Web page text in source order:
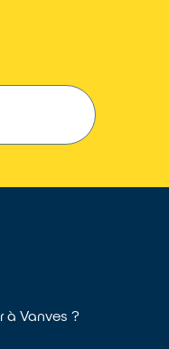
à Vanves ?